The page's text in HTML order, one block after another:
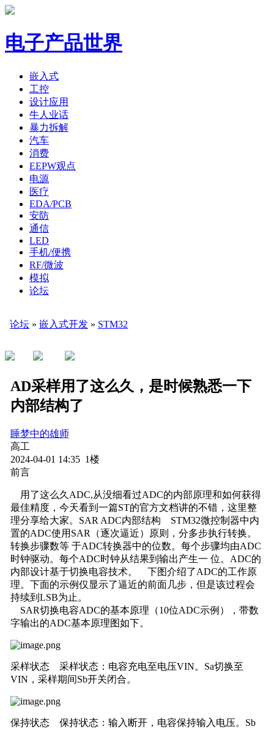
电子产品世界
嵌入式
工控
设计应用
牛人业话
暴力拆解
汽车
消费
EEPW观点
电源
医疗
EDA/PCB
安防
通信
LED
手机/便携
RF/微波
模拟
论坛
论坛 » 嵌入式开发 » STM32
AD采样用了这么久，是时候熟悉一下
内部结构了
睡梦中的雄师
高工
2024-04-01 14:35 1楼
前言
用了这么久ADC,从没细看过ADC的内部原理和如何获得
最佳精度，今天看到一篇ST的官方文档讲的不错，这里整
理分享给大家。SAR ADC内部结构 STM32微控制器中内
置的ADC使用SAR（逐次逼近）原则，分多步执行转换。
转换步骤数等 于ADC转换器中的位数。每个步骤均由ADC
时钟驱动。每个ADC时钟从结果到输出产生一 位。ADC的
内部设计基于切换电容技术。 下图介绍了ADC的工作原
理。下面的示例仅显示了逼近的前面几步，但是该过程会
持续到LSB为止。
SAR切换电容ADC的基本原理（10位ADC示例），带数
字输出的ADC基本原理图如下。
采样状态 采样状态：电容充电至电压VIN。Sa切换至
VIN，采样期间Sb开关闭合。
保持状态 保持状态：输入断开，电容保持输入电压。Sb